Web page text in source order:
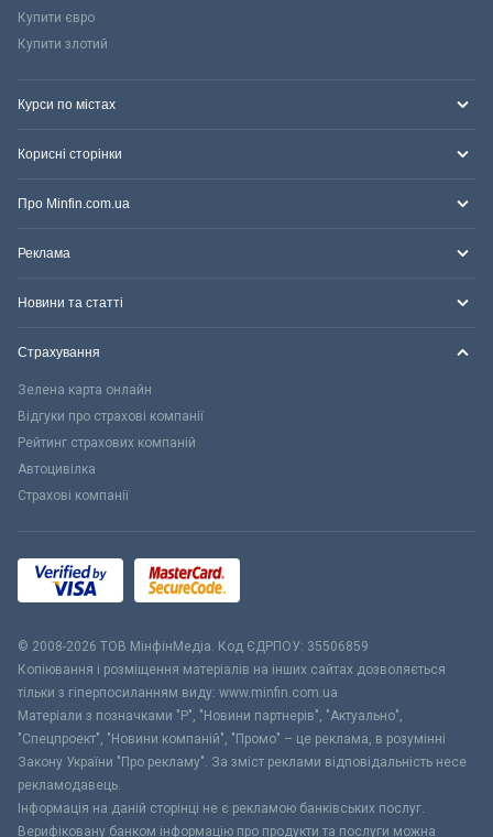
Купити євро
Купити злотий
Курси по містах
Корисні сторінки
Про Minfin.com.ua
Реклама
Новини та статті
Страхування
Зелена карта онлайн
Відгуки про страхові компанії
Рейтинг страхових компаній
Автоцивілка
Страхові компанії
© 2008-2026 ТОВ МiнфiнМедiа. Код ЄДРПОУ: 35506859
Копіювання і розміщення матеріалів на інших сайтах дозволяється
тільки з гіперпосиланням виду: www.minfin.com.ua
Матеріали з позначками "Р", "Новини партнерів", "Актуально",
"Спецпроект", "Новини компаній", "Промо" – це реклама, в розумінні
Закону України "Про рекламу". За зміст реклами відповідальність несе
рекламодавець.
Інформація на даній сторінці не є рекламою банківських послуг.
Верифіковану банком інформацію про продукти та послуги можна